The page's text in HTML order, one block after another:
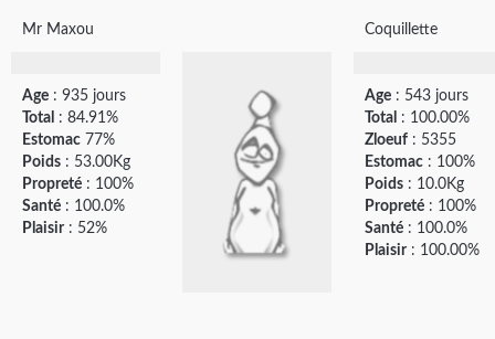
Mr Maxou
Age : 935 jours
Total : 84.91%
Estomac 77%
Poids : 53.00Kg
Propreté : 100%
Santé : 100.0%
Plaisir: 52%
Coquillette
Age : 543 jours
Total : 100.00%
Zloeuf : 5355
Estomac : 100%
Poids : 10.0Kg
Propreté : 100%
Santé : 100.0%
Plaisir: 100.00%